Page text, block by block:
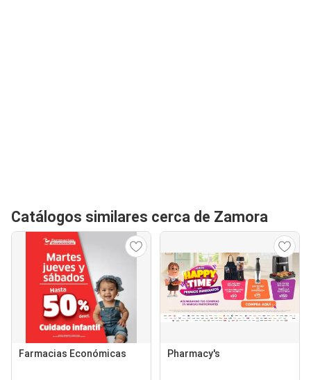
Catálogos similares cerca de Zamora
Farmacias Económicas Pharmacy's